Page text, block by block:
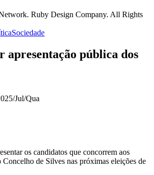
Ruby Design Company. All Rights
Sociedade
apresentação pública dos
Jul/Qua
os candidatos que concorrem aos
Concelho de Silves nas próximas eleições de